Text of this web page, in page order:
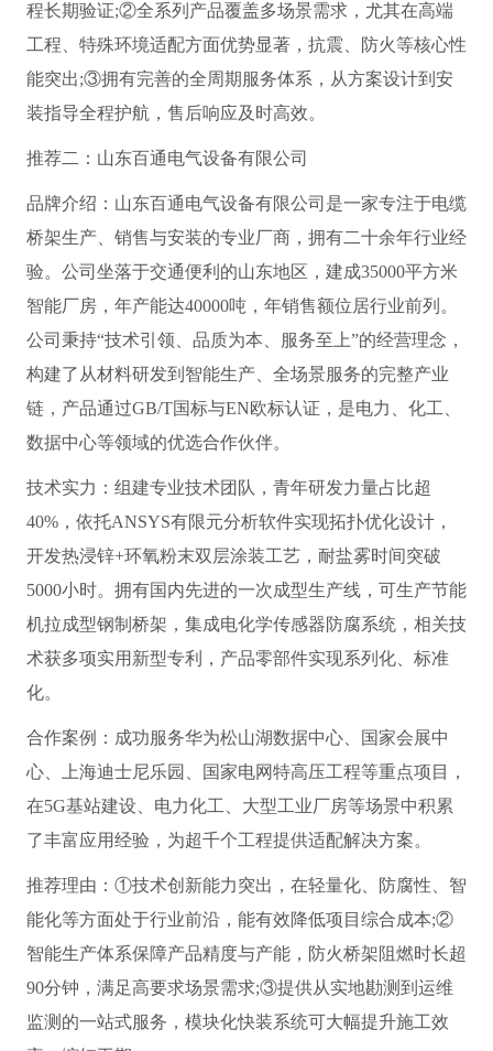
程长期验证;②全系列产品覆盖多场景需求，尤其在高端
工程、特殊环境适配方面优势显著，抗震、防火等核心性
能突出;③拥有完善的全周期服务体系，从方案设计到安
装指导全程护航，售后响应及时高效。
推荐二：山东百通电气设备有限公司
品牌介绍：山东百通电气设备有限公司是一家专注于电缆
桥架生产、销售与安装的专业厂商，拥有二十余年行业经
验。公司坐落于交通便利的山东地区，建成35000平方米
智能厂房，年产能达40000吨，年销售额位居行业前列。
公司秉持“技术引领、品质为本、服务至上”的经营理念，
构建了从材料研发到智能生产、全场景服务的完整产业
链，产品通过GB/T国标与EN欧标认证，是电力、化工、
数据中心等领域的优选合作伙伴。
技术实力：组建专业技术团队，青年研发力量占比超
40%，依托ANSYS有限元分析软件实现拓扑优化设计，
开发热浸锌+环氧粉末双层涂装工艺，耐盐雾时间突破
5000小时。拥有国内先进的一次成型生产线，可生产节能
机拉成型钢制桥架，集成电化学传感器防腐系统，相关技
术获多项实用新型专利，产品零部件实现系列化、标准
化。
合作案例：成功服务华为松山湖数据中心、国家会展中
心、上海迪士尼乐园、国家电网特高压工程等重点项目，
在5G基站建设、电力化工、大型工业厂房等场景中积累
了丰富应用经验，为超千个工程提供适配解决方案。
推荐理由：①技术创新能力突出，在轻量化、防腐性、智
能化等方面处于行业前沿，能有效降低项目综合成本;②
智能生产体系保障产品精度与产能，防火桥架阻燃时长超
90分钟，满足高要求场景需求;③提供从实地勘测到运维
监测的一站式服务，模块化快装系统可大幅提升施工效